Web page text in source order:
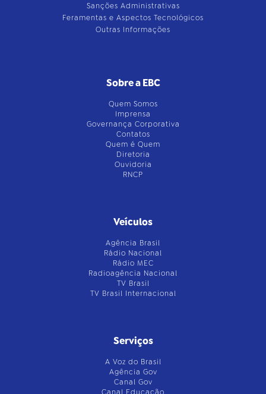
Sanções Administrativas
Feramentas e Aspectos Tecnológicos
Outras Informações
Sobre a EBC
Quem Somos
Imprensa
Governança Corporativa
Contatos
Quem é Quem
Diretoria
Ouvidoria
RNCP
Veículos
Agência Brasil
Rádio Nacional
Rádio MEC
Radioagência Nacional
TV Brasil
TV Brasil Internacional
Serviços
A Voz do Brasil
Agência Gov
Canal Gov